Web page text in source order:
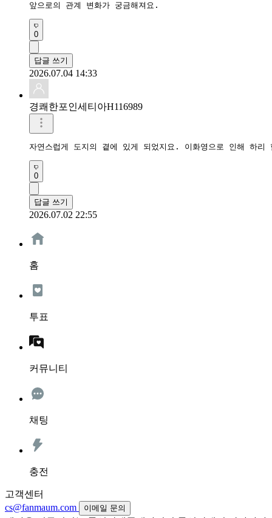
앞으로의 관계 변화가 궁금해져요.
0
답글 쓰기
2026.07.04 14:33
경쾌한포인세티아H116989
자연스럽게 도지의 곁에 있게 되었지요. 이화영으로 인해 하리
0
답글 쓰기
2026.07.02 22:55
홈
투표
커뮤니티
채팅
충전
고객센터
cs@fanmaum.com
이메일 문의